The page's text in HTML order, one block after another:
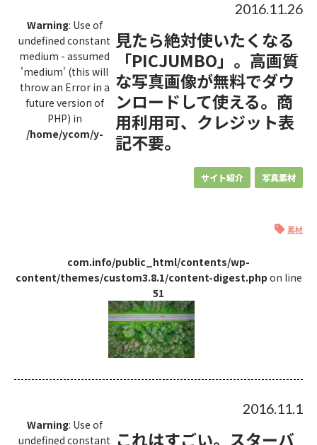
2016.11.26
見たら絶対使いたくなる
「PICJUMBO」。高画質
な写真画像が無料でダウ
ンロードして使える。商
用利用可、クレジット表
記不要。
サイト紹介 写真素材
素材
Warning: Use of
undefined constant
medium - assumed
'medium' (this will
throw an Error in a
future version of
PHP) in
/home/ycom/y-
com.info/public_html/contents/wp-
content/themes/custom3.8.1/content-digest.php on line
51
2016.11.1
これはすごい。スターバ
Warning: Use of
undefined constant